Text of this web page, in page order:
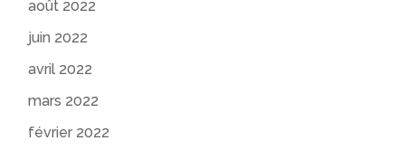
août 2022
juin 2022
avril 2022
mars 2022
février 2022